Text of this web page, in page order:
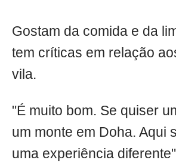
Gostam da comida e da
tem críticas em relação
vila.
"É muito bom. Se quiser
um monte em Doha. Aqui
uma experiência